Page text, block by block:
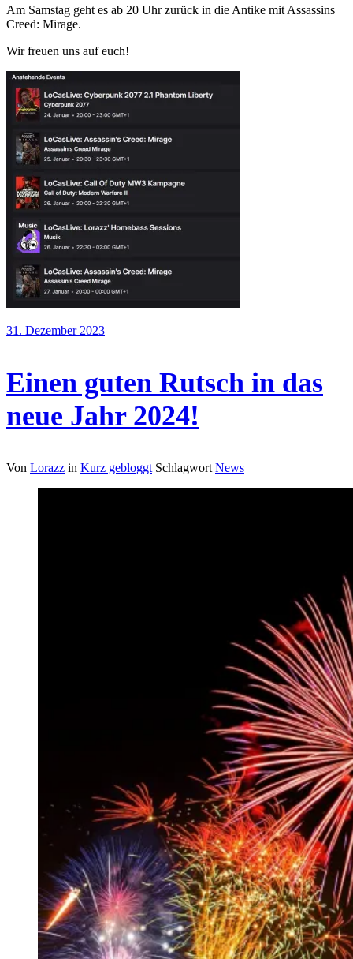
Am Samstag geht es ab 20 Uhr zurück in die Antike mit Assassins
Creed: Mirage.
Wir freuen uns auf euch!
31. Dezember 2023
Einen guten Rutsch in das
neue Jahr 2024!
Von Lorazz in Kurz gebloggt Schlagwort News